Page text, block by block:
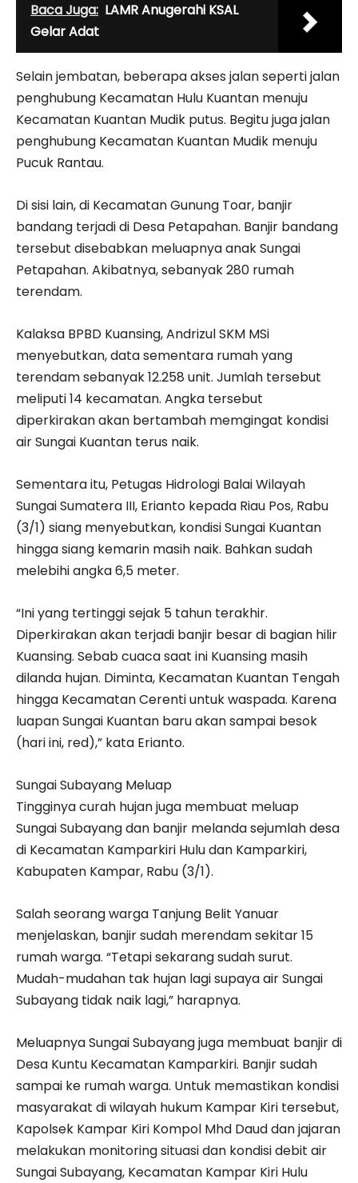
Baca Juga: LAMR Anugerahi KSAL
Gelar Adat
Selain jembatan, beberapa akses jalan seperti jalan
penghubung Kecamatan Hulu Kuantan menuju
Kecamatan Kuantan Mudik putus. Begitu juga jalan
penghubung Kecamatan Kuantan Mudik menuju
Pucuk Rantau.
Di sisi lain, di Kecamatan Gunung Toar, banjir
bandang terjadi di Desa Petapahan. Banjir bandang
tersebut disebabkan meluapnya anak Sungai
Petapahan. Akibatnya, sebanyak 280 rumah
terendam.
Kalaksa BPBD Kuansing, Andrizul SKM MSi
menyebutkan, data sementara rumah yang
terendam sebanyak 12.258 unit. Jumlah tersebut
meliputi 14 kecamatan. Angka tersebut
diperkirakan akan bertambah memgingat kondisi
air Sungai Kuantan terus naik.
Sementara itu, Petugas Hidrologi Balai Wilayah
Sungai Sumatera III, Erianto kepada Riau Pos, Rabu
(3/1) siang menyebutkan, kondisi Sungai Kuantan
hingga siang kemarin masih naik. Bahkan sudah
melebihi angka 6,5 meter.
“Ini yang tertinggi sejak 5 tahun terakhir.
Diperkirakan akan terjadi banjir besar di bagian hilir
Kuansing. Sebab cuaca saat ini Kuansing masih
dilanda hujan. Diminta, Kecamatan Kuantan Tengah
hingga Kecamatan Cerenti untuk waspada. Karena
luapan Sungai Kuantan baru akan sampai besok
(hari ini, red),” kata Erianto.
Sungai Subayang Meluap
Tingginya curah hujan juga membuat meluap
Sungai Subayang dan banjir melanda sejumlah desa
di Kecamatan Kamparkiri Hulu dan Kamparkiri,
Kabupaten Kampar, Rabu (3/1).
Salah seorang warga Tanjung Belit Yanuar
menjelaskan, banjir sudah merendam sekitar 15
rumah warga. “Tetapi sekarang sudah surut.
Mudah-mudahan tak hujan lagi supaya air Sungai
Subayang tidak naik lagi,” harapnya.
Meluapnya Sungai Subayang juga membuat banjir di
Desa Kuntu Kecamatan Kamparkiri. Banjir sudah
sampai ke rumah warga. Untuk memastikan kondisi
masyarakat di wilayah hukum Kampar Kiri tersebut,
Kapolsek Kampar Kiri Kompol Mhd Daud dan jajaran
melakukan monitoring situasi dan kondisi debit air
Sungai Subayang, Kecamatan Kampar Kiri Hulu